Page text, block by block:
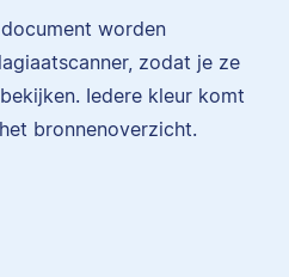
worden
zodat je ze
Iedere kleur komt
bronnenoverzicht.